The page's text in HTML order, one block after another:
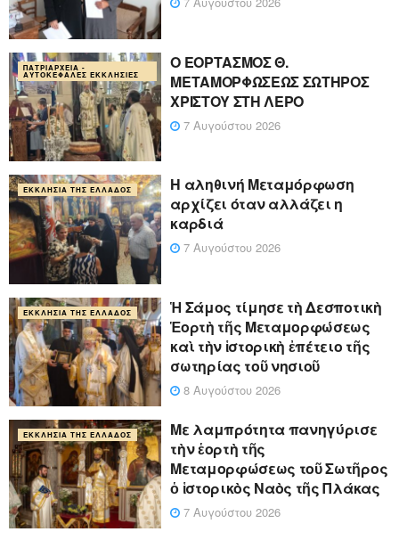
ΠΑΤΡΙΑΡΧΕΊΑ -
ΑΥΤΟΚΈΦΑΛΕΣ ΕΚΚΛΗΣΊΕΣ
Ο ΕΟΡΤΑΣΜΟΣ Θ.
ΜΕΤΑΜΟΡΦΩΣΕΩΣ ΣΩΤΗΡΟΣ
ΧΡΙΣΤΟΥ ΣΤΗ ΛΕΡΟ
7 Αυγούστου 2026
ΕΚΚΛΗΣΊΑ ΤΗΣ ΕΛΛΆΔΟΣ
Η αληθινή Μεταμόρφωση
αρχίζει όταν αλλάζει η
καρδιά
7 Αυγούστου 2026
ΕΚΚΛΗΣΊΑ ΤΗΣ ΕΛΛΆΔΟΣ
Ἡ Σάμος τίμησε τὴ Δεσποτικὴ
Ἑορτὴ τῆς Μεταμορφώσεως
καὶ τὴν ἱστορικὴ ἐπέτειο τῆς
σωτηρίας τοῦ νησιοῦ
8 Αυγούστου 2026
ΕΚΚΛΗΣΊΑ ΤΗΣ ΕΛΛΆΔΟΣ
Με λαμπρότητα πανηγύρισε
τὴν ἑορτὴ τῆς
Μεταμορφώσεως τοῦ Σωτῆρος
ὁ ἱστορικὸς Ναὸς τῆς Πλάκας
7 Αυγούστου 2026